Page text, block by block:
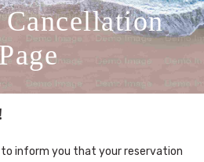
Page
to inform you that your reservation